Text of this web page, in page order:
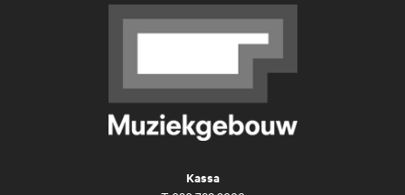
Kassa